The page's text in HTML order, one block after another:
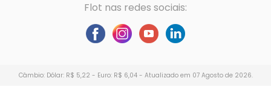
Flot nas redes sociais:
Câmbio: Dólar: R$ 5,22 - Euro: R$ 6,04 - Atualizado em 07 Agosto de 2026.